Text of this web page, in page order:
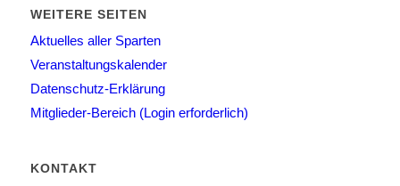
WEITERE SEITEN
Aktuelles aller Sparten
Veranstaltungskalender
Datenschutz-Erklärung
Mitglieder-Bereich (Login erforderlich)
KONTAKT